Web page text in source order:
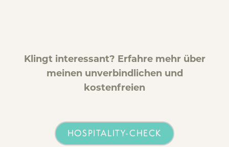
Klingt interessant? Erfahre mehr über
meinen unverbindlichen und
kostenfreien
HOSPITALITY-CHECK